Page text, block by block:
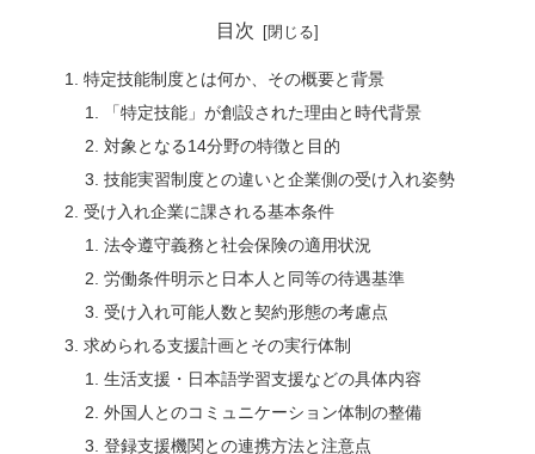
目次
特定技能制度とは何か、その概要と背景
「特定技能」が創設された理由と時代背景
対象となる14分野の特徴と目的
技能実習制度との違いと企業側の受け入れ姿勢
受け入れ企業に課される基本条件
法令遵守義務と社会保険の適用状況
労働条件明示と日本人と同等の待遇基準
受け入れ可能人数と契約形態の考慮点
求められる支援計画とその実行体制
生活支援・日本語学習支援などの具体内容
外国人とのコミュニケーション体制の整備
登録支援機関との連携方法と注意点